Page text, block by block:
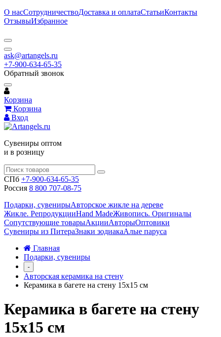
О насСотрудничествоДоставка и оплатаСтатьиКонтакты
ОтзывыИзбранное
ask@artangels.ru
+7-900-634-65-35
Обратный звонок
Корзина
Корзина
Вход
Сувениры оптом
и в розницу
СПб +7-900-634-65-35
Россия 8 800 707-08-75
Подарки, сувенирыАвторское жикле на дереве
Жикле. РепродукцииHand MadeЖивопись. Оригиналы
Сопутствующие товарыАкцииАвторыОптовики
Сувениры из ПитераЗнаки зодиакаАлые паруса
Главная
Подарки, сувениры
-
Авторская керамика на стену
Керамика в багете на стену 15х15 см
Керамика в багете на стену
15х15 см